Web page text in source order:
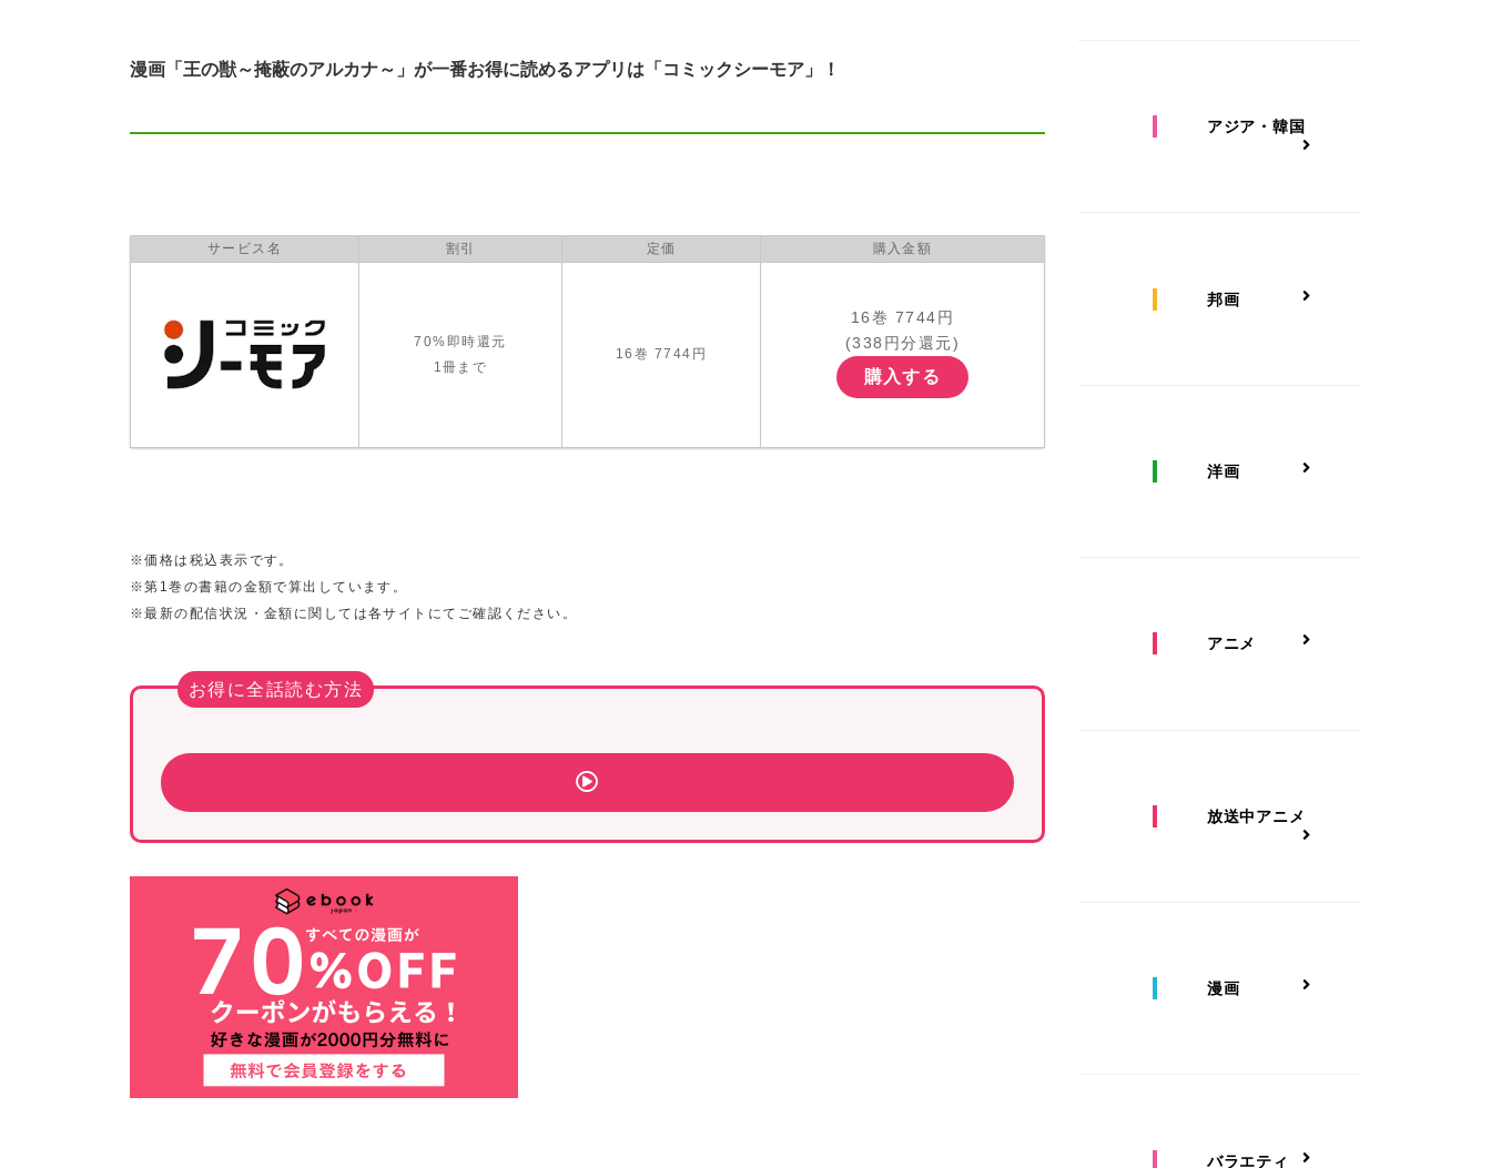
漫画「王の獣～掩蔽のアルカナ～」が一番お得に読めるアプリは「コミックシーモア」！
サービス名 割引 定価 購入金額
70%即時還元
1冊まで
16巻 7744円
16巻 7744円
(338円分還元)
購入する
※価格は税込表示です。
※第1巻の書籍の金額で算出しています。
※最新の配信状況・金額に関しては各サイトにてご確認ください。
お得に全話読む方法
アジア・韓国
邦画
洋画
アニメ
放送中アニメ
漫画
バラエティ